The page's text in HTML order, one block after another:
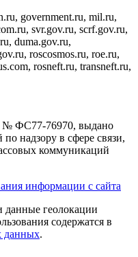
government.ru, mil.ru,
svr.gov.ru, scrf.gov.ru,
duma.gov.ru,
roscosmos.ru, roe.ru,
rosneft.ru, transneft.ru,
ФС77-76970, выдано
надзору в сфере связи,
коммуникаций
информации с сайта
данные геолокации
содержатся в
данных.